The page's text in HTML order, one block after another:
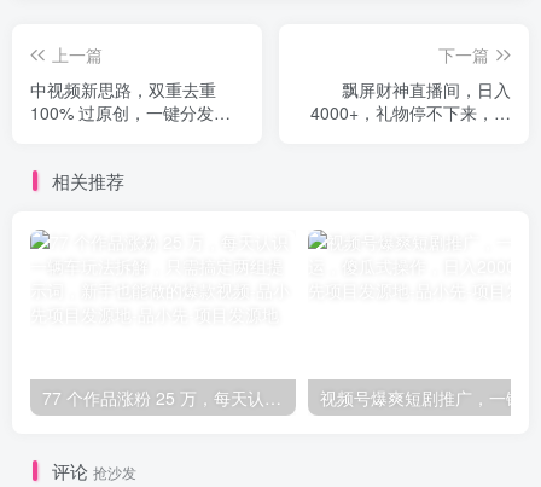
上一篇
中视频新思路，双重去重
100% 过原创，一键分发多
下一篇
飘屏财神直播间，日入
4000+，礼物停不下来，新
相关推荐
评论 抢沙发